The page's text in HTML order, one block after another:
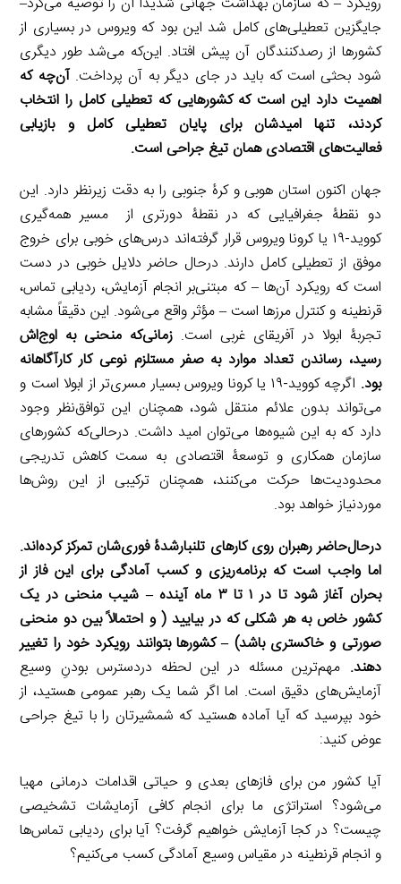
جایگزین تعطیلی‌های کامل شد این بود که ویروس در بسیاری از
کشورها از رصدکنندگان آن پیش افتاد. این‌که می‌شد طور دیگری
شود بحثی است که باید در جای دیگر به آن پرداخت.آن‌چه که
اهمیت دارد این است که کشورهایی که تعطیلی کامل را انتخاب
کردند، تنها امیدشان برای پایان تعطیلی کامل و بازیابی
فعالیت‌های اقتصادی همان تیغ جراحی است.
جهان اکنون استان هوبی و کرۀ جنوبی را به دقت زیرنظر دارد. این
دو نقطۀ جغرافیایی که در نقطۀ دورتری از مسیر همه‌گیری
کووید-۱۹ یا کرونا ویروس قرار گرفته‌اند درس‌های خوبی برای خروج
موفق از تعطیلی کامل دارند. درحال حاضر دلایل خوبی در دست
است که رویکرد آن‌ها – که مبتنی‌بر انجام آزمایش، ردیابی تماس،
قرنطینه و کنترل مرزها است – مؤثر واقع می‌شود. این دقیقاً مشابه
تجربۀ ابولا در آفریقای غربی است. زمانی‌که منحنی به اوج‌اش
رسید، رساندن تعداد موارد به صفر مستلزم نوعی کار کارآگاهانه
بود.
اگرچه کووید-۱۹ یا کرونا ویروس بسیار مسری‌تر از ابولا است و
می‌تواند بدون علائم منتقل شود، همچنان این توافق‌نظر وجود
دارد که به این شیوه‌ها می‌توان امید داشت. درحالی‌که کشورهای
سازمان همکاری و توسعۀ اقتصادی به سمت کاهش تدریجی
محدودیت‌ها حرکت می‌کنند، همچنان ترکیبی از این روش‌ها
موردنیاز خواهد بود.
در‌حال‌حاضر رهبران روی کارهای تلنبارشدۀ فوری‌شان تمرکز کرده‌اند.
اما واجب است که برنامه‌ریزی و کسب آمادگی برای این فاز از
بحران آغاز شود تا در ۱ تا ۳ ماه آینده
–شیب منحنی در یک
کشور خاص به هر شکلی که در بیایید ( و احتمالاً بین دو منحنی
صورتی و خاکستری باشد)–کشورها بتوانند رویکرد خود را تغییر
دهند. مهم‌ترین مسئله در این لحظه دردسترس بودنِ وسیع
آزمایش‌های دقیق است. اما اگر شما یک رهبر عمومی هستید، از
خود بپرسید که آیا آماده هستید که شمشیرتان را با تیغ جراحی
عوض کنید:
آیا کشور من برای فازهای بعدی و حیاتی اقدامات درمانی مهیا
می‌شود؟ استراتژی ما برای انجام کافی آزمایشات تشخیصی
چیست؟ در کجا آزمایش خواهیم گرفت؟ آیا برای ردیابی تماس‌ها
و انجام قرنطینه در مقیاس وسیع آمادگی کسب می‌کنیم؟